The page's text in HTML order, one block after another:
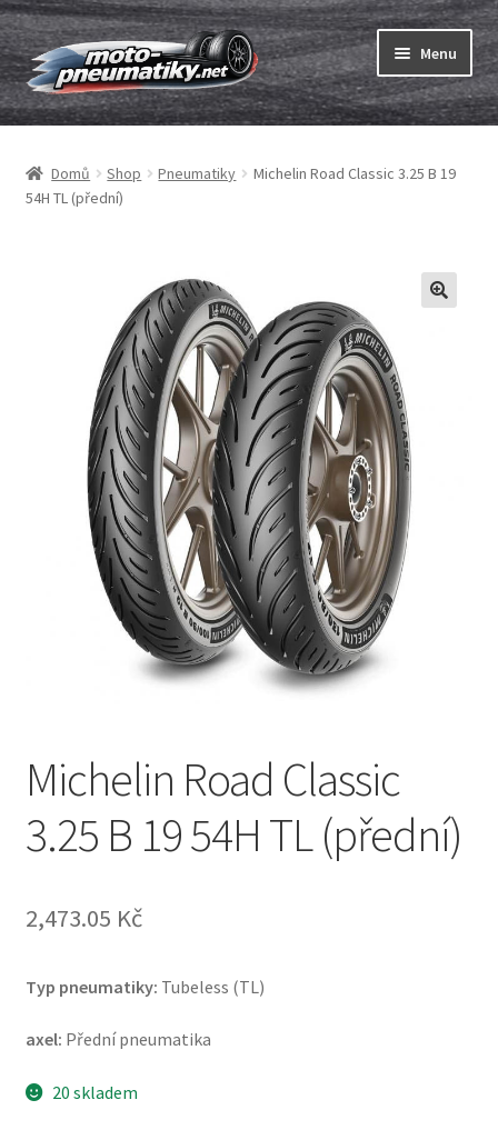
Přeskočit
na
navigaci
Přejít
k
obsahu
webu
Menu
Pneumatiky
Expand
menu
Duše & ráfkové pásky
Expand
menu
Kontakty
Domů Shop Pneumatiky
Michelin Road Classic 3.25 B 19
54H TL (přední)
Michelin Road Classic
3.25 B 19 54H TL (přední)
2,473.05 Kč
Typ pneumatiky: Tubeless (TL)
axel: Přední pneumatika
20 skladem